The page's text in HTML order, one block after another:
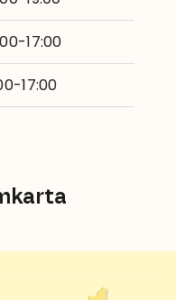
17:00
17:00